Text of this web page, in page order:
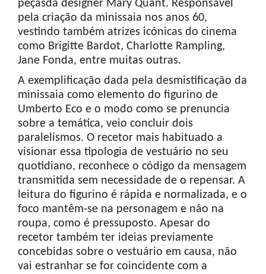
peçasda designer Mary Quant. Responsável
pela criação da minissaia nos anos 60,
vestindo também atrizes icónicas do cinema
como Brigitte Bardot, Charlotte Rampling,
Jane Fonda, entre muitas outras.
A exemplificação dada pela desmistificação da
minissaia como elemento do figurino de
Umberto Eco e o modo como se prenuncia
sobre a temática, veio concluir dois
paralelismos. O recetor mais habituado a
visionar essa tipologia de vestuário no seu
quotidiano, reconhece o código da mensagem
transmitida sem necessidade de o repensar. A
leitura do figurino é rápida e normalizada, e o
foco mantêm-se na personagem e não na
roupa, como é pressuposto. Apesar do
recetor também ter ideias previamente
concebidas sobre o vestuário em causa, não
vai estranhar se for coincidente com a